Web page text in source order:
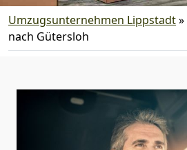
Umzugsunternehmen Lippstadt»
nach Gütersloh